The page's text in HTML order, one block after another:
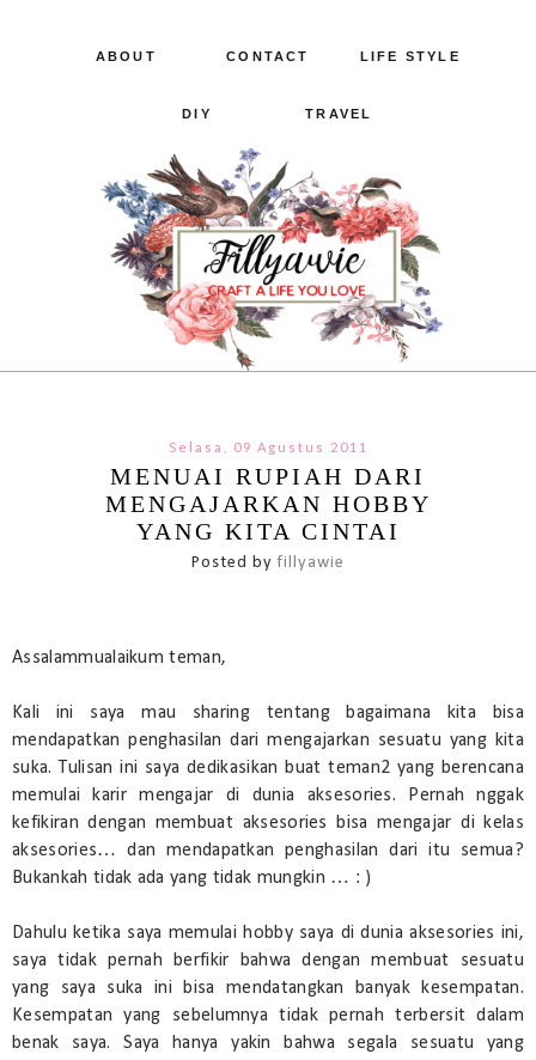
ABOUT CONTACT LIFE STYLE
DIY TRAVEL
Selasa, 09 Agustus 2011
MENUAI RUPIAH DARI
MENGAJARKAN HOBBY
YANG KITA CINTAI
Posted byfillyawie
Assalammualaikum teman,
Kali ini saya mau sharing tentang bagaimana kita bisa
mendapatkan penghasilan dari mengajarkan sesuatu yang kita
suka. Tulisan ini saya dedikasikan buat teman2 yang berencana
memulai karir mengajar di dunia aksesories. Pernah nggak
kefikiran dengan membuat aksesories bisa mengajar di kelas
aksesories… dan mendapatkan penghasilan dari itu semua?
Bukankah tidak ada yang tidak mungkin … : )
Dahulu ketika saya memulai hobby saya di dunia aksesories ini,
saya tidak pernah berfikir bahwa dengan membuat sesuatu
yang saya suka ini bisa mendatangkan banyak kesempatan.
Kesempatan yang sebelumnya tidak pernah terbersit dalam
benak saya. Saya hanya yakin bahwa segala sesuatu yang